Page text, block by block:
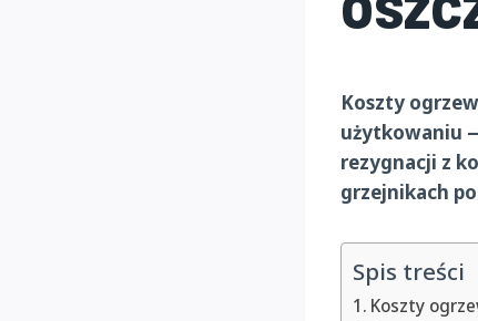
Koszty
użytkowaniu
rezygnacji z
grzejnikach
Spis treści
Koszty